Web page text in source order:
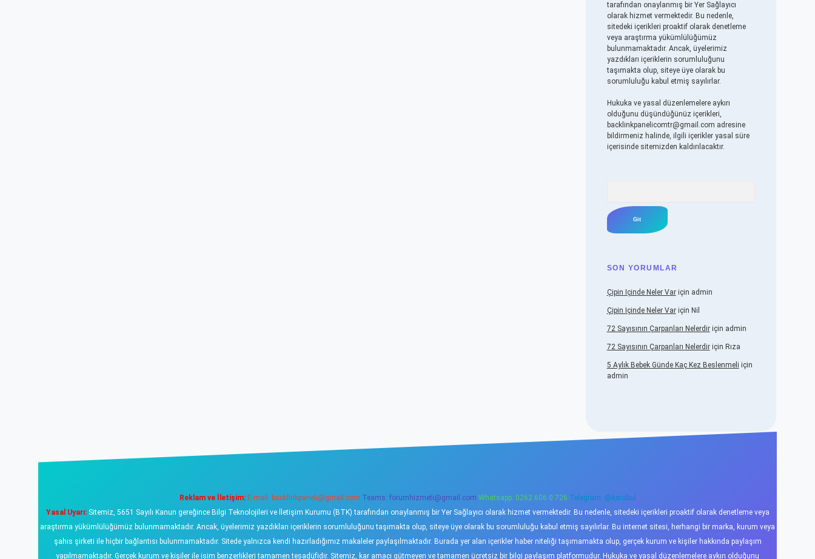
tarafından onaylanmış bir Yer Sağlayıcı
olarak hizmet vermektedir. Bu nedenle,
sitedeki içerikleri proaktif olarak denetleme
veya araştırma yükümlülüğümüz
bulunmamaktadır. Ancak, üyelerimiz
yazdıkları içeriklerin sorumluluğunu
taşımakta olup, siteye üye olarak bu
sorumluluğu kabul etmiş sayılırlar.
Hukuka ve yasal düzenlemelere aykırı
olduğunu düşündüğünüz içerikleri,
backlinkpanelicomtr@gmail.com adresine
bildirmeniz halinde, ilgili içerikler yasal süre
içerisinde sitemizden kaldırılacaktır.
SON YORUMLAR
Çipin Içinde Neler Variçin admin
Çipin Içinde Neler Variçin Nil
72 Sayısının Çarpanları Nelerdiriçin admin
72 Sayısının Çarpanları Nelerdiriçin Rıza
5 Aylık Bebek Günde Kaç Kez Beslenmeli için
admin
Reklam ve İletişim: E-mail: backlinkpaneli@gmail.com Teams: forumhizmeti@gmail.com Whatsapp: 0262 606 0 726 Telegram: @karabul
Yasal Uyarı:Sitemiz, 5651 Sayılı Kanun gereğince Bilgi Teknolojileri ve İletişim Kurumu (BTK) tarafından onaylanmış bir Yer Sağlayıcı olarak hizmet vermektedir. Bu nedenle, sitedeki içerikleri proaktif olarak denetleme veya
araştırma yükümlülüğümüz bulunmamaktadır. Ancak, üyelerimiz yazdıkları içeriklerin sorumluluğunu taşımakta olup, siteye üye olarak bu sorumluluğu kabul etmiş sayılırlar. Bu internet sitesi, herhangi bir marka, kurum veya
şahıs şirketi ile hiçbir bağlantısı bulunmamaktadır. Sitede yalnızca kendi hazırladığımız makaleler paylaşılmaktadır. Burada yer alan içerikler haber niteliği taşımamakta olup, gerçek kurum ve kişiler hakkında paylaşım
yapılmamaktadır. Gerçek kurum ve kişiler ile isim benzerlikleri tamamen tesadüfidir. Sitemiz, kar amacı gütmeyen ve tamamen ücretsiz bir bilgi paylaşım platformudur. Hukuka ve yasal düzenlemelere aykırı olduğunu